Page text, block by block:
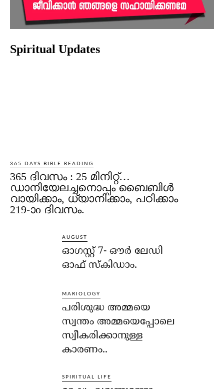
Spiritual Updates
365 DAYS BIBLE READING
365 ദിവസം : 25 മിനിറ്റ്…
ഡാനിയേലച്ചനൊപ്പം ബൈബിൾ
വായിക്കാം, ധ്യാനിക്കാം, പഠിക്കാം
219-ാo ദിവസം.
AUGUST
ഓഗസ്റ്റ് 7- ഔര്‍ ലേഡി
ഓഫ് സ്‌കിഡാം.
MARIOLOGY
പരിശുദ്ധ അമ്മയെ
സ്വന്തം അമ്മയെപ്പോലെ
സ്വീകരിക്കാനുള്ള
കാരണം..
SPIRITUAL LIFE